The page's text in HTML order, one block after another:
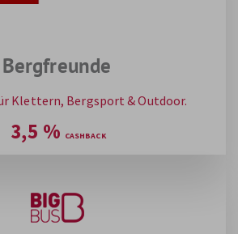
Bergfreunde
Klettern, Bergsport & Outdoor.
3,5 %